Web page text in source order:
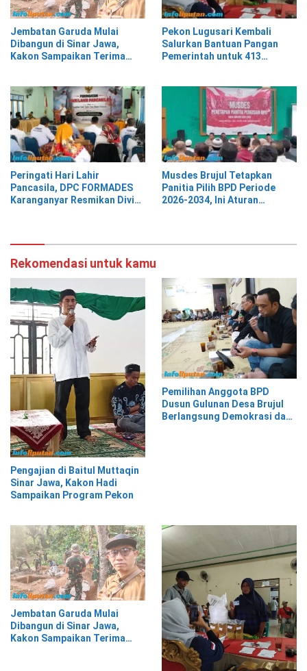
Jembatan Garuda Mulai
Dibangun di Sinar Jawa,
Kakon Sampaikan Terima
Pekon Lugusari Kembali
Salurkan Bantuan Pangan
Pemerintah untuk 413
Peringati Hari Lahir
Pancasila, DPC FORMADES
Karanganyar Resmikan Divisi
Musdes Brujul Tetapkan
Panitia Pilih BPD Periode
2026-2034, Ini Aturan
Rekomendasi untuk kamu
Pengajian di Baitul Muttaqin
Sinar Jawa, Kakon Hadi
Sampaikan Program Pekon
Pemilihan Anggota BPD
Dusun Gulunan Desa Brujul
Berlangsung Demokrasi dan
Jembatan Garuda Mulai
Dibangun di Sinar Jawa,
Kakon Sampaikan Terima